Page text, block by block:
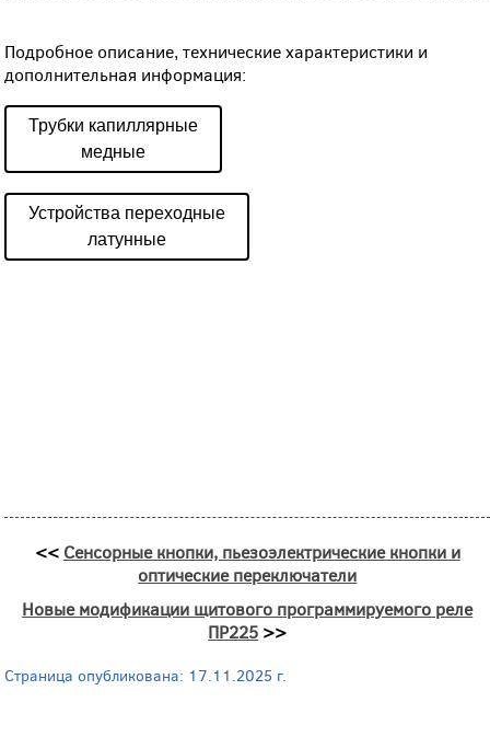
Подробное описание, технические характеристики и
дополнительная информация:
Трубки капиллярные
медные
Устройства переходные
латунные
<< Сенсорные кнопки, пьезоэлектрические кнопки и
оптические переключатели
Новые модификации щитового программируемого реле
ПР225 >>
Страница опубликована: 17.11.2025 г.